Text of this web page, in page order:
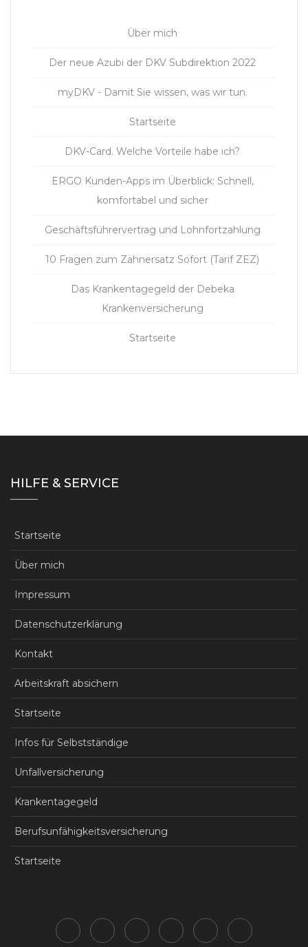
Über mich
Der neue Azubi der DKV Subdirektion 2022
myDKV - Damit Sie wissen, was wir tun.
Startseite
DKV-Card. Welche Vorteile habe ich?
ERGO Kunden-Apps im Überblick: Schnell,
komfortabel und sicher
Geschäftsführervertrag und Lohnfortzahlung
10 Fragen zum Zahnersatz Sofort (Tarif ZEZ)
Das Krankentagegeld der Debeka
Krankenversicherung
Startseite
HILFE & SERVICE
Startseite
Über mich
Impressum
Datenschutzerklärung
Kontakt
Arbeitskraft absichern
Startseite
Infos für Selbstständige
Unfallversicherung
Krankentagegeld
Berufsunfähigkeitsversicherung
Startseite